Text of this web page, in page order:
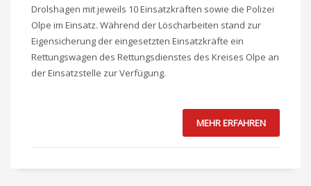
Drolshagen mit jeweils 10 Einsatzkräften sowie die Polizei
Olpe im Einsatz. Während der Löscharbeiten stand zur
Eigensicherung der eingesetzten Einsatzkräfte ein
Rettungswagen des Rettungsdienstes des Kreises Olpe an
der Einsatzstelle zur Verfügung.
MEHR ERFAHREN